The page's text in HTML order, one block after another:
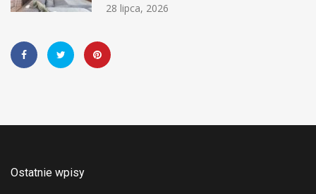
28 lipca, 2026
Ostatnie wpisy